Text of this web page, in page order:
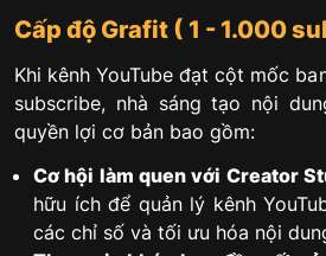
Cấp độ Grafit ( 1 - 1.000
Khi kênh YouTube đạt cột mốc
subscribe, nhà sáng tạo nội
quyền lợi cơ bản bao gồm:
Cơ hội làm quen với Creator
hữu ích để quản lý kênh
các chỉ số và tối ưu hóa nội